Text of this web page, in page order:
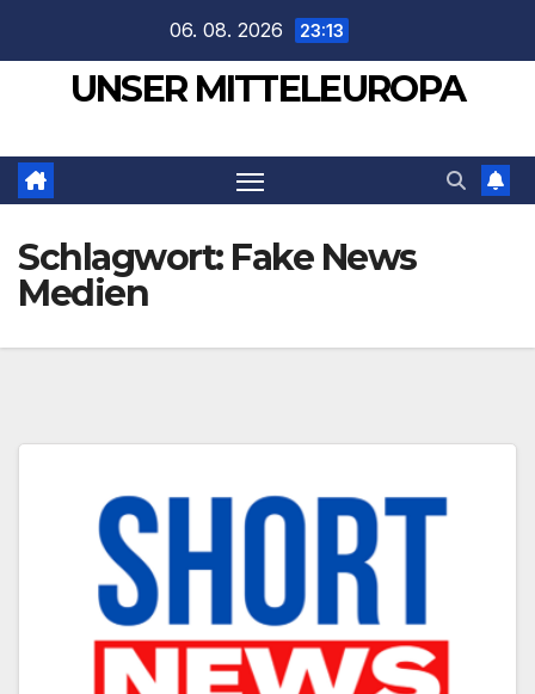
springen
06. 08. 2026 23:13
UNSER MITTELEUROPA
Schlagwort: Fake News
Medien